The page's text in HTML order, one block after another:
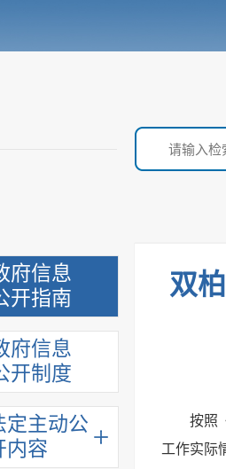
府信息
开指南
府信息
开制度
定主动公
内容
双
按照
工作实际